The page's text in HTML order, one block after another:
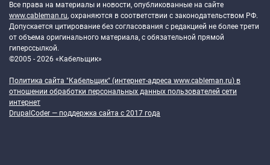
Все права на материалы и новости, опубликованные на сайте
www.cableman.ru, охраняются в соответствии с законодательством РФ.
Допускается цитирование без согласования с редакцией не более трети
от объема оригинального материала, с обязательной прямой
гиперссылкой.
©2005 - 2026 «Кабельщик»
Политика сайта "Кабельщик" (интернет-адреса www.cableman.ru) в
отношении обработки персональных данных пользователей сети
интернет
DrupalCoder — поддержка сайта c 2017 года